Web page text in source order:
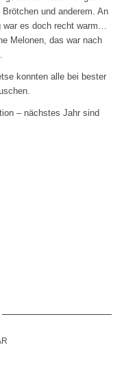
und anderem. An
war es doch recht warm…
Melonen, das war nach
konnten alle bei bester
– nächstes Jahr sind